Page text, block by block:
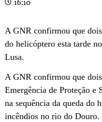
A GNR confirmou que
do helicóptero esta tarde
Lusa.
A GNR confirmou que
Emergência de Proteção e
na sequência da queda do
incêndios no rio do Douro.